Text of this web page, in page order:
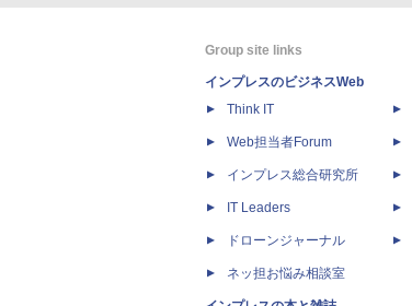
Group site links
インプレスのビジネスWeb
Think IT
Web担当者Forum
インプレス総合研究所
IT Leaders
ドローンジャーナル
ネッ担お悩み相談室